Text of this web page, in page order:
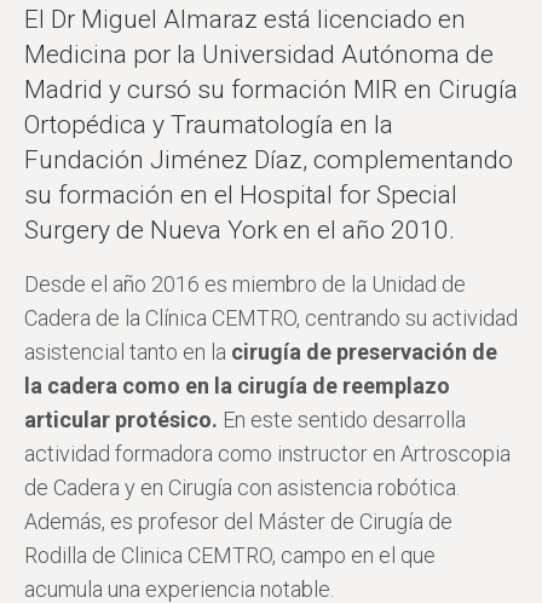
El Dr Miguel Almaraz está licenciado en
Medicina por la Universidad Autónoma de
Madrid y cursó su formación MIR en Cirugía
Ortopédica y Traumatología en la
Fundación Jiménez Díaz, complementando
su formación en el Hospital for Special
Surgery de Nueva York en el año 2010.
Desde el año 2016 es miembro de la Unidad de
Cadera de la Clínica CEMTRO, centrando su actividad
asistencial tanto en la cirugía de preservación de
la cadera como en la cirugía de reemplazo
articular protésico. En este sentido desarrolla
actividad formadora como instructor en Artroscopia
de Cadera y en Cirugía con asistencia robótica.
Además, es profesor del Máster de Cirugía de
Rodilla de Clinica CEMTRO, campo en el que
acumula una experiencia notable.